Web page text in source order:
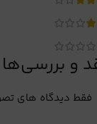
و بررسی‌ها
فقط دیدگاه های